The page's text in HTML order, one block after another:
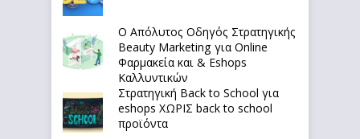
Ο Απόλυτoς Οδηγός Στρατηγικής
Beauty Marketing για Online
Φαρμακεία και & Eshops
Καλλυντικών
Στρατηγική Back to School για
eshops ΧΩΡΙΣ back to school
προϊόντα